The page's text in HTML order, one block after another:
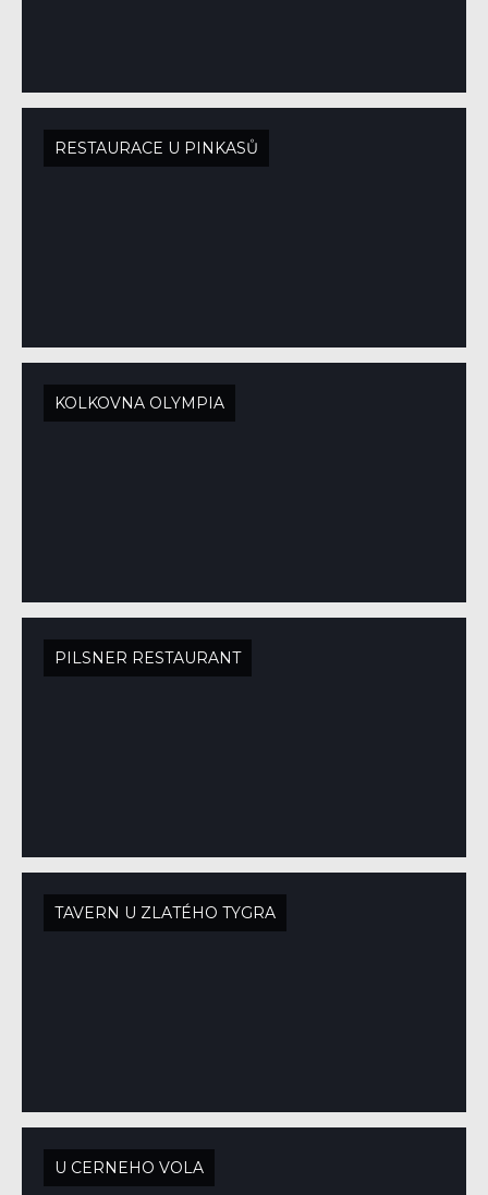
RESTAURACE U PINKASŮ
KOLKOVNA OLYMPIA
PILSNER RESTAURANT
TAVERN U ZLATÉHO TYGRA
U CERNEHO VOLA